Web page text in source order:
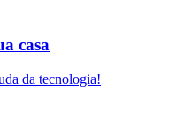
casa
da tecnologia!